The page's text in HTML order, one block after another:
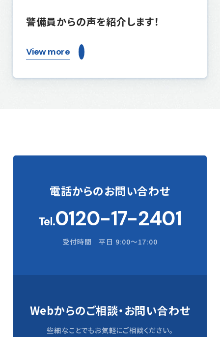
警備員からの声を紹介します！
View more
電話からのお問い合わせ
Tel.0120-17-2401
受付時間 平日 9:00〜17:00
Webからのご相談・お問い合わせ
些細なことでもお気軽にご相談ください。